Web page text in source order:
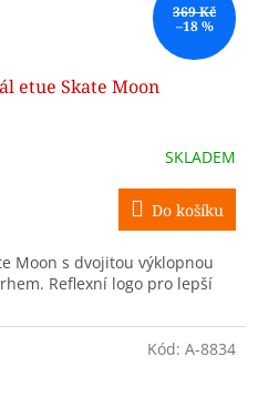
369 Kč
–18 %
etue Skate Moon
SKLADEM
Do košíku
Moon s dvojitou výklopnou
Reflexní logo pro lepší
Kód: A-8834